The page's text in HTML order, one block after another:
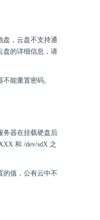
盘，云盘不支持通
盘的详细信息，请
能重置密码。
务器在挂载硬盘后
和 /dev/sdX 之
的值，公有云中不